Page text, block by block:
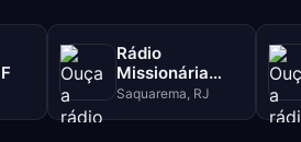
Rádio
Missionária
Central Gospel
Saquarema, RJ